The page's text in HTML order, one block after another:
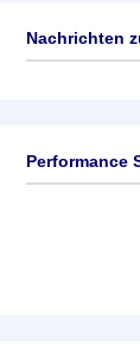
Nachrichten
Performance